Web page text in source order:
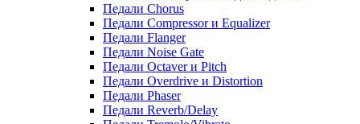
Педали Chorus
Педали Compressor и Equalizer
Педали Flanger
Педали Noise Gate
Педали Octaver и Pitch
Педали Overdrive и Distortion
Педали Phaser
Педали Reverb/Delay